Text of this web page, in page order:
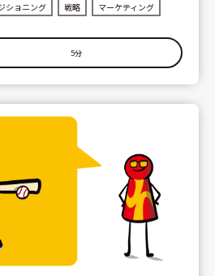
ショニング 戦略 マーケティング
5分